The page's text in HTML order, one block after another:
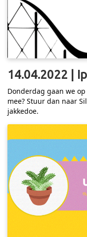
14.04.2022 |
Donderdag gaan we
mee? Stuur dan naar
jakkedoe.